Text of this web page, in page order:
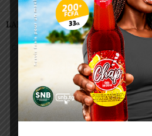
LAISSER UN COMMENTAIRE